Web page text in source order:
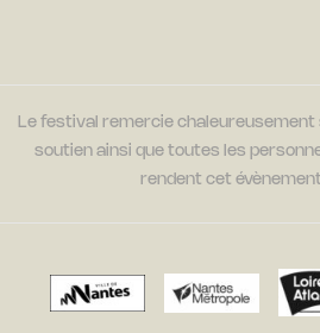
Le festival remercie
soutien ainsi que toutes les
rendent cet